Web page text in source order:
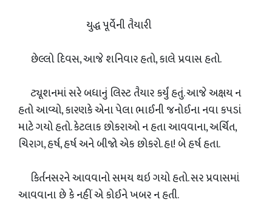
યુદ્ધ પૂર્વેની તૈયારી
છેલ્લો દિવસ, આજે શનિવાર હતો, કાલે પ્રવાસ હતો.
ટ્યૂશનમાં સરે બધાનું લિસ્ટ તૈયાર કર્યું હતું. આજે અક્ષય ન
હતો આવ્યો, કારણકે એના પેલા ભાઈની જનોઈના નવા કપડાં
માટે ગયો હતો. કેટલાક છોકરાઓ ન હતા આવવાના, અર્ચિત,
ચિરાગ, હર્ષ, હર્ષ અને બીજો એક છોકરો. હા! બે હર્ષ હતા.
કિર્તનસરને આવવાનો સમય થઇ ગયો હતો. સર પ્રવાસમાં
આવવાના છે કે નહીં એ કોઈને ખબર ન હતી.